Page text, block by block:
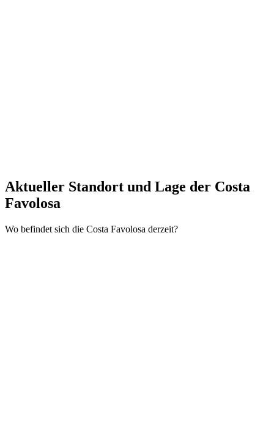
Aktueller Standort und Lage der Costa
Favolosa
Wo befindet sich die Costa Favolosa derzeit?